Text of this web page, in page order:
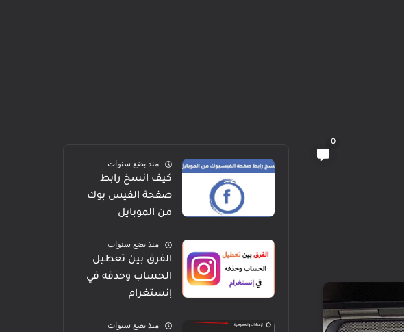
0
منذ بضع سنوات
كيف انسخ رابط
صفحة الفيس بوك
من الموبايل
منذ بضع سنوات
الفرق بين تعطيل
الحساب وحذفه في
إنستغرام
منذ بضع سنوات